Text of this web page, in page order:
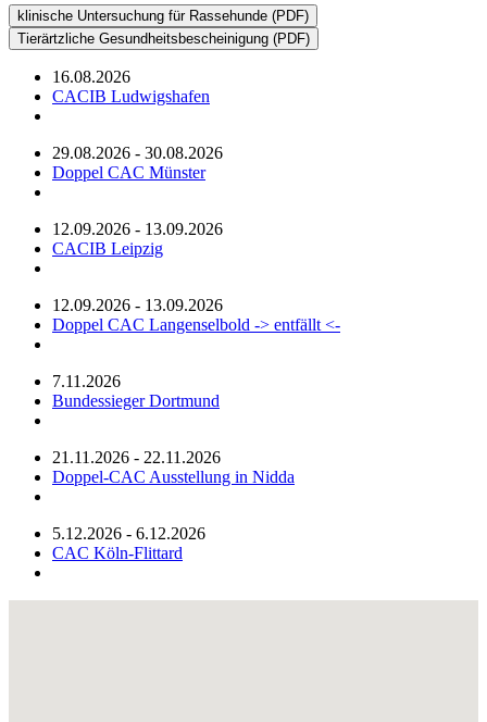
klinische Untersuchung für Rassehunde (PDF)
Tierärtzliche Gesundheitsbescheinigung (PDF)
16.08.2026
CACIB Ludwigshafen
29.08.2026 - 30.08.2026
Doppel CAC Münster
12.09.2026 - 13.09.2026
CACIB Leipzig
12.09.2026 - 13.09.2026
Doppel CAC Langenselbold -> entfällt <-
7.11.2026
Bundessieger Dortmund
21.11.2026 - 22.11.2026
Doppel-CAC Ausstellung in Nidda
5.12.2026 - 6.12.2026
CAC Köln-Flittard